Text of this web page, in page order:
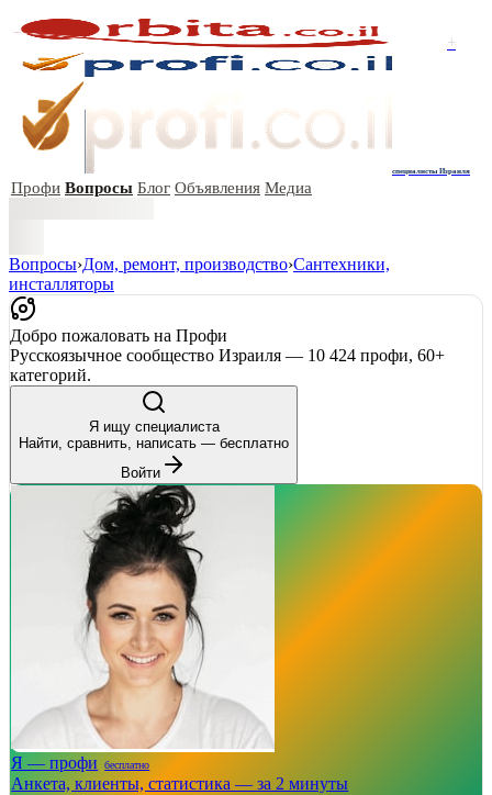
+
специалисты Израиля
Профи Вопросы Блог Объявления Медиа
Вопросы›Дом, ремонт, производство›Сантехники,
инсталляторы
Добро пожаловать на Профи
Русскоязычное сообщество Израиля — 10 424 профи, 60+
категорий.
Я ищу специалиста
Найти, сравнить, написать — бесплатно
Войти
Я — профи бесплатно
Анкета, клиенты, статистика — за 2 минуты